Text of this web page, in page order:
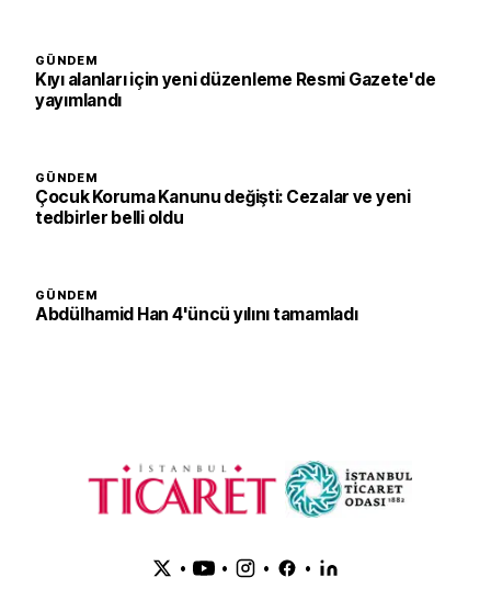
GÜNDEM
Kıyı alanları için yeni düzenleme Resmi Gazete'de
yayımlandı
GÜNDEM
Çocuk Koruma Kanunu değişti: Cezalar ve yeni
tedbirler belli oldu
GÜNDEM
Abdülhamid Han 4'üncü yılını tamamladı
• • • •